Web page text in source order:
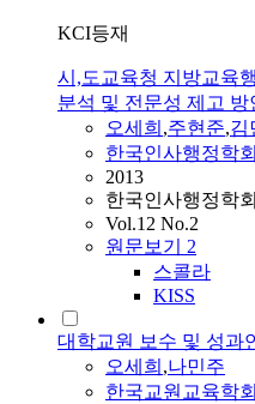
KCI등재
시,도교육청 지방교육
분석 및 전문성 제고 방
오세희 ,주현준,김
한국인사행정학회
2013
한국인사행정학
Vol.12 No.2
원문보기 2
스콜라
KISS
대학교원 보수 및 성과
오세희 ,나민주
한국교원교육학회